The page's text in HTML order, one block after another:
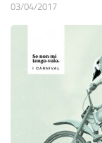
03/04/2017